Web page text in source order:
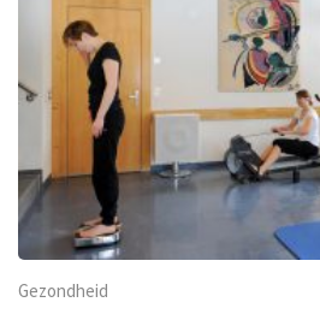
Gezondheid